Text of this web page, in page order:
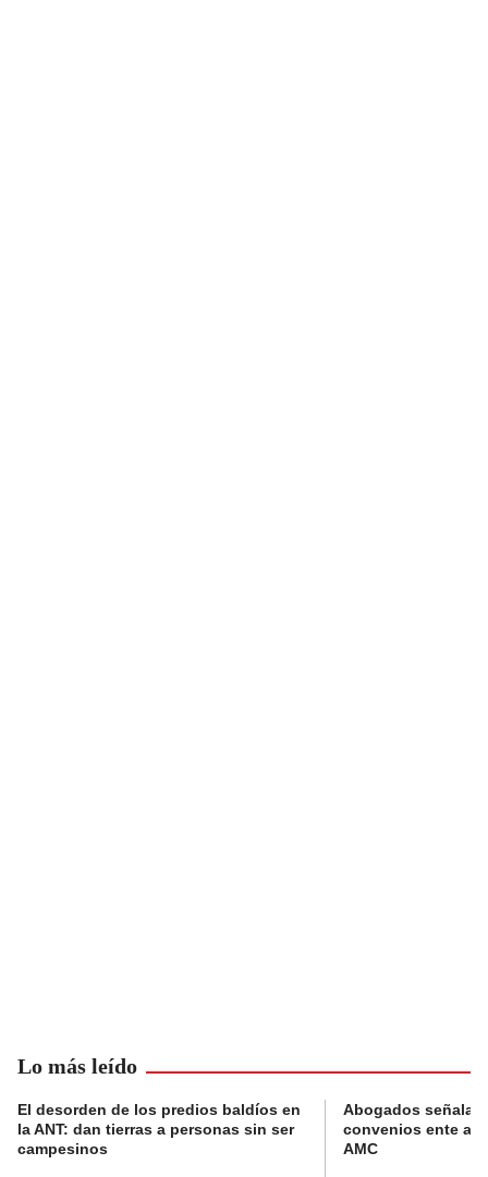
Lo más leído
El desorden de los predios baldíos en
la ANT: dan tierras a personas sin ser
campesinos
Abogados
convenios ente
AMC